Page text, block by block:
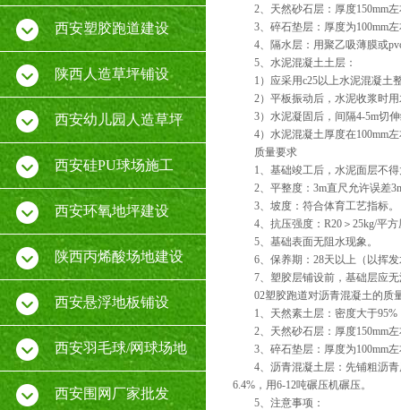
2、天然砂石层：厚度150mm左
3、碎石垫层：厚度为100mm左
4、隔水层：用聚乙吸薄膜或pvc
5、水泥混凝土土层：
1）应采用c25以上水泥混凝土
2）平板振动后，水泥收浆时用
3）水泥凝固后，间隔4-5m切伸
4）水泥混凝土厚度在100mm左
质量要求
1、基础竣工后，水泥面层不得
2、平整度：3m直尺允许误差
3、坡度：符合体育工艺指标。
4、抗压强度：R20＞25kg/平方
5、基础表面无阻水现象。
6、保养期：28天以上（以挥发
7、塑胶层铺设前，基础层应无
02塑胶跑道对沥青混凝土的质
1、天然素土层：密度大于95%
2、天然砂石层：厚度150mm左
3、碎石垫层：厚度为100mm左
4、沥青混凝土层：先铺粗沥青层
6.4%，用6-12吨碾压机碾压。
5、注意事项：
厂家 西安塑胶跑道建设
陕西人造草坪铺设
西安幼儿园人造草坪
西安硅PU球场施工
西安环氧地坪建设
陕西丙烯酸场地建设
西安悬浮地板铺设
西安羽毛球/网球场地
西安围网厂家批发